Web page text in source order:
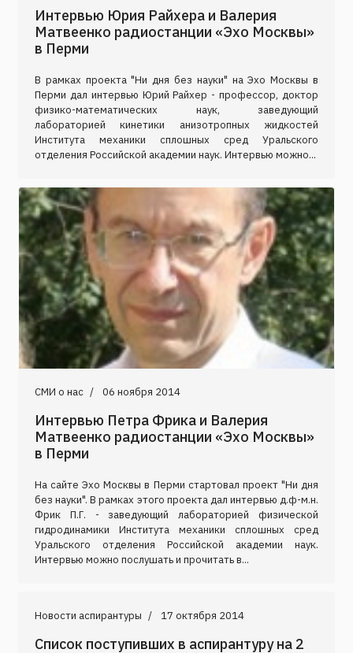
Интервью Юрия Райхера и Валерия
Матвеенко радиостанции «Эхо Москвы»
в Перми
В рамках проекта "Ни дня без науки" на Эхо Москвы в
Перми дал интервью Юрий Райхер - профессор, доктор
физико-математических наук, заведующий
лабораторией кинетики анизотропных жидкостей
Института механики сплошных сред Уральского
отделения Российской академии наук. Интервью можно...
СМИ о нас 06 ноября 2014
Интервью Петра Фрика и Валерия
Матвеенко радиостанции «Эхо Москвы»
в Перми
На сайте Эхо Москвы в Перми стартовал проект "Ни дня
без науки". В рамках этого проекта дал интервью д.ф-м.н.
Фрик П.Г. - заведующий лабораторией физической
гидродинамики Института механики сплошных сред
Уральского отделения Российской академии наук.
Интервью можно послушать и прочитать в...
Новости аспирантуры 17 октября 2014
Список поступивших в аспирантуру на 2